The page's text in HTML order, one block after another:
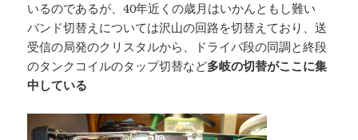
いるのであるが、40年近くの歳月はいかんともし難い
バンド切替えについては沢山の回路を切替えており、送
受信の局発のクリスタルから、ドライバ段の同調と終段
のタンクコイルのタップ切替など多岐の切替がここに集
中している